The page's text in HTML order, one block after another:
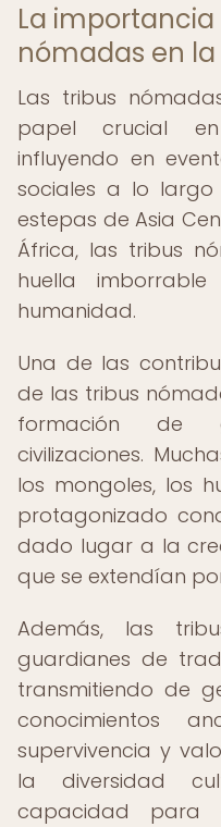
La
nómadas en
Las tribus
papel crucial
influyendo en
sociales a lo largo
estepas de Asia
África, las tribus
huella
humanidad.
Una de las
de las tribus
formación de
civilizaciones.
los mongoles, los
protagonizado
dado lugar a la
que se extendían
Además, las
guardianes de
transmitiendo de
conocimientos
supervivencia y
la diversidad
capacidad para